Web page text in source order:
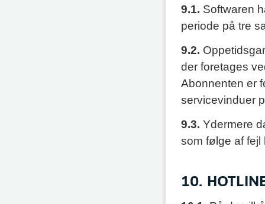
9.1. Softwaren
periode på tre
9.2.
der foretages
Abonnenten er
servicevinduer
9.3. Ydermere
som følge af
10.